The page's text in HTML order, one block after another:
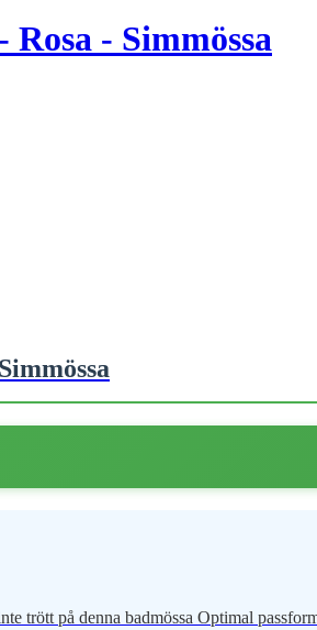
- Simmössa
trött på denna badmössa Optimal